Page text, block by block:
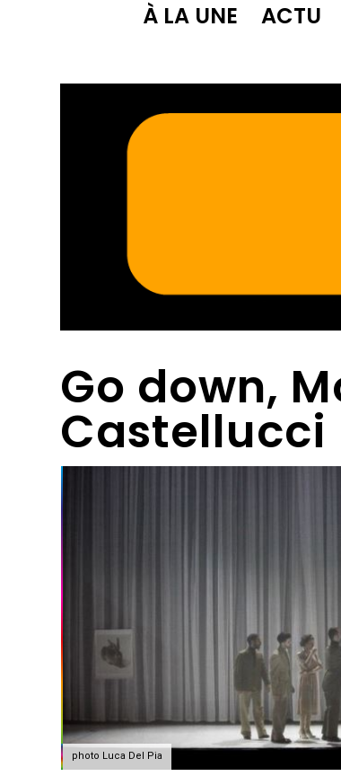
À LA UNE ACTU
Go down,
Castellucci
photo Luca Del Pia